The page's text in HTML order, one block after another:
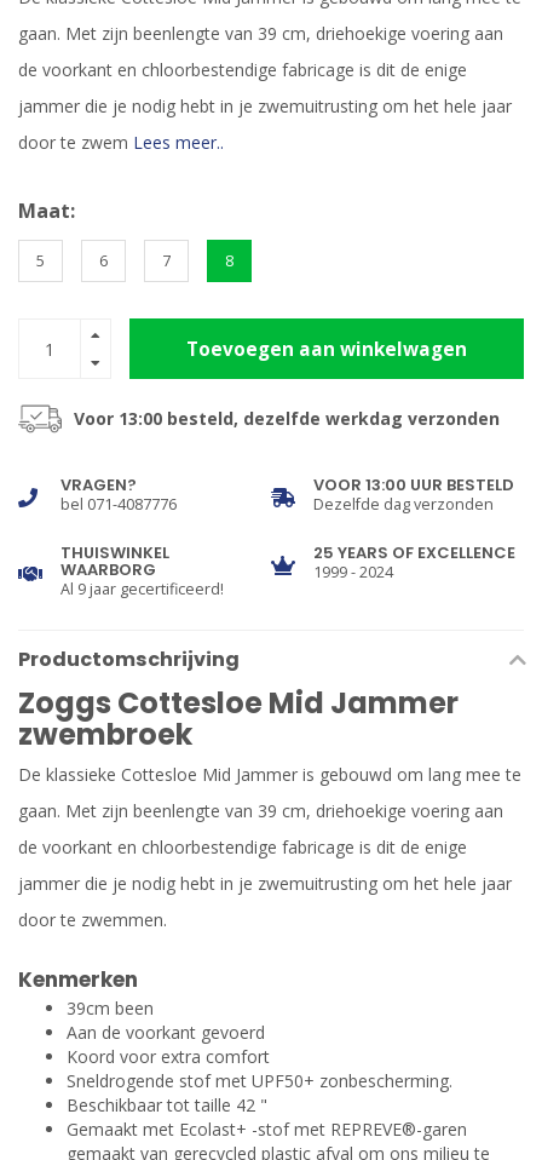
gaan. Met zijn beenlengte van 39 cm, driehoekige voering aan
de voorkant en chloorbestendige fabricage is dit de enige
jammer die je nodig hebt in je zwemuitrusting om het hele jaar
door te zwem Lees meer..
Maat:
5 6 7 8
Toevoegen aan winkelwagen
Voor 13:00 besteld, dezelfde werkdag verzonden
VRAGEN?
bel 071-4087776
VOOR 13:00 UUR BESTELD
Dezelfde dag verzonden
THUISWINKEL
WAARBORG
Al 9 jaar gecertificeerd!
25 YEARS OF EXCELLENCE
1999 - 2024
Productomschrijving
Zoggs Cottesloe Mid Jammer
zwembroek
De klassieke Cottesloe Mid Jammer is gebouwd om lang mee te
gaan. Met zijn beenlengte van 39 cm, driehoekige voering aan
de voorkant en chloorbestendige fabricage is dit de enige
jammer die je nodig hebt in je zwemuitrusting om het hele jaar
door te zwemmen.
Kenmerken
39cm been
Aan de voorkant gevoerd
Koord voor extra comfort
Sneldrogende stof met UPF50+ zonbescherming.
Beschikbaar tot taille 42 "
Gemaakt met Ecolast+ -stof met REPREVE®-garen
gemaakt van gerecycled plastic afval om ons milieu te